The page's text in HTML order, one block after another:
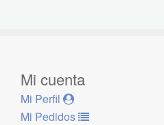
Mi cuenta
Mi Perfil
Mi Pedidos